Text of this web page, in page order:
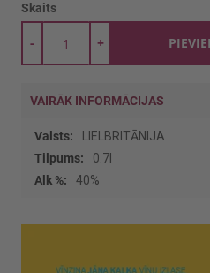
Skaits
+
-
VAIRĀK INFORMĀCIJAS
Vairāk
informācijas
LIELBRITĀNIJA
0.7l
40%